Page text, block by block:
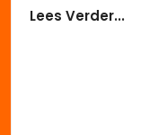
Lees Verder...